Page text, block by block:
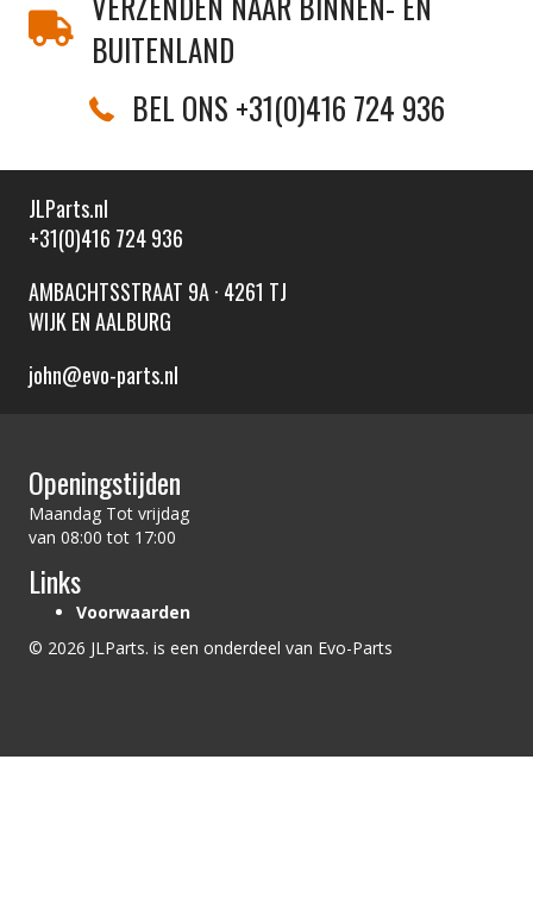
BUITENLAND
BEL ONS +31(0)416 724 936
JLParts.nl
+31(0)416 724 936
AMBACHTSSTRAAT 9A · 4261 TJ
WIJK EN AALBURG
john@evo-parts.nl
Openingstijden
Maandag Tot vrijdag
van 08:00 tot 17:00
Links
Voorwaarden
© 2026 JLParts. is een onderdeel van Evo-Parts